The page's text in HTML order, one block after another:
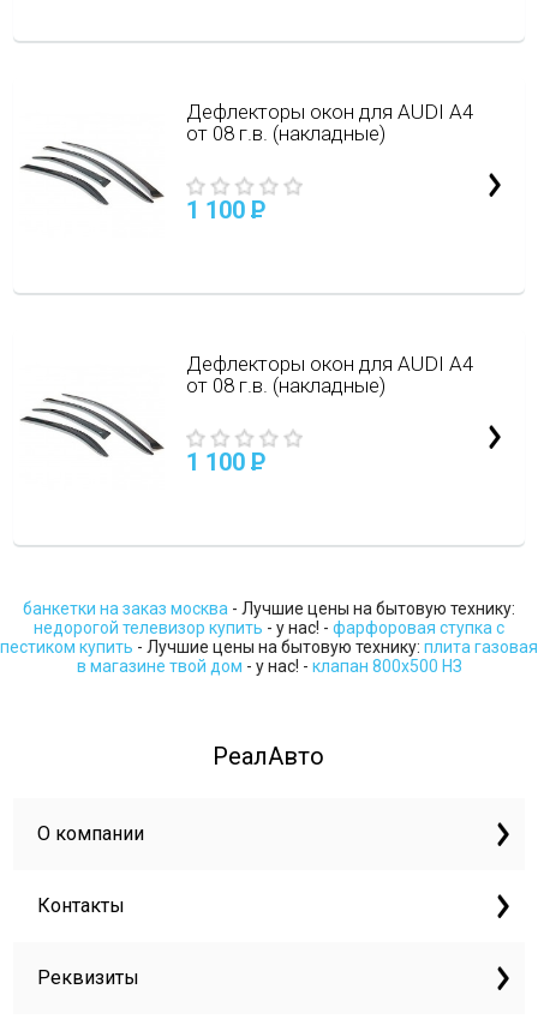
Дефлекторы окон для AUDI A4
от 08 г.в. (накладные)
1 100 P
Дефлекторы окон для AUDI A4
от 08 г.в. (накладные)
1 100 P
банкетки на заказ москва - Лучшие цены на бытовую технику:
недорогой телевизор купить - у нас! - фарфоровая ступка с
пестиком купить - Лучшие цены на бытовую технику: плита газовая
в магазине твой дом - у нас! - клапан 800х500 НЗ
РеалАвто
О компании
Контакты
Реквизиты